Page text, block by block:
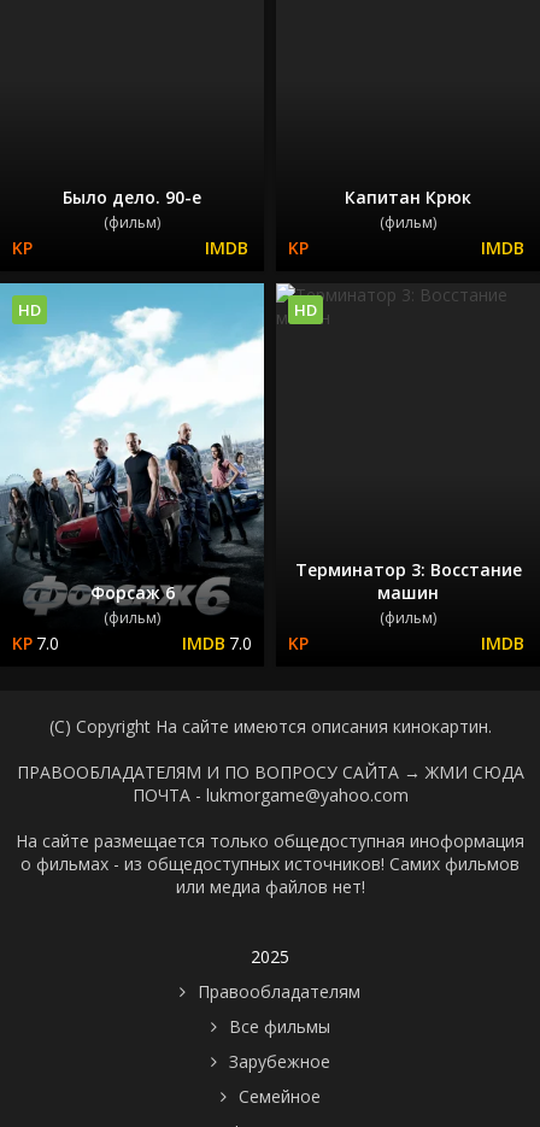
Было дело. 90-е
(фильм)
Капитан Крюк
(фильм)
Форсаж 6
(фильм)
7.0 7.0
HD
Терминатор 3: Восстание
машин
(фильм)
HD
(C) Copyright На сайте имеются описания кинокартин.
ПРАВООБЛАДАТЕЛЯМ И ПО ВОПРОСУ САЙТА → ЖМИ СЮДА
ПОЧТА - lukmorgame@yahoo.com
На сайте размещается только общедоступная иноформация
о фильмах - из общедоступных источников! Самих фильмов
или медиа файлов нет!
2025
Правообладателям
Все фильмы
Зарубежное
Семейное